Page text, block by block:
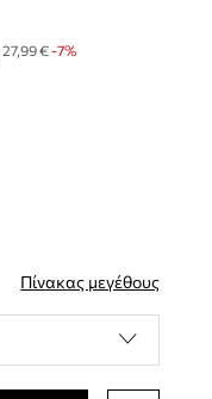
27,99 € -7%
Πίνακας μεγέθους